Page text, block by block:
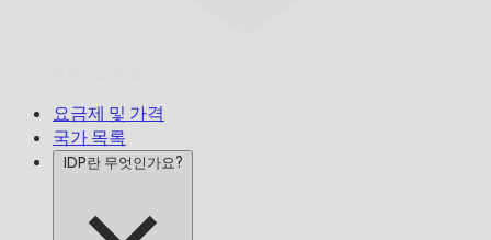
요금제 및 가격
국가 목록
IDP란 무엇인가요?